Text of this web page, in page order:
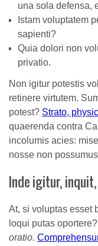
una sola defensa,
Istam voluptatem
sapienti?
Quia dolori non
privatio.
Non igitur potestis
retinere virtutem.
potest? Strato,
quaerenda contra
incolumis acies:
nosse non
Inde igitur,
At, si voluptas esset
loqui putas oportere?
oratio.